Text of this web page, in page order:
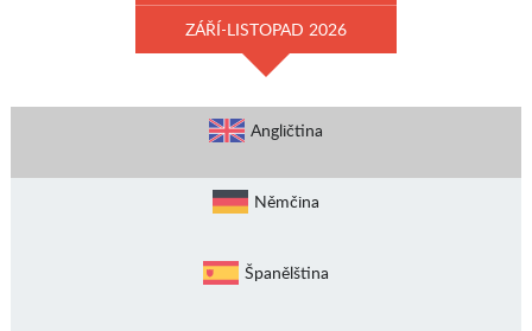
ZÁŘÍ-LISTOPAD 2026
Angličtina
Němčina
Španělština